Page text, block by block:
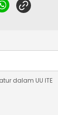
dalam UU ITE